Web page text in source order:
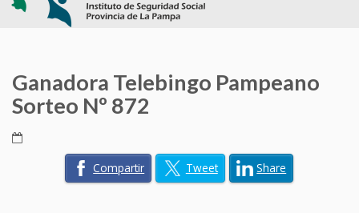
Ganadora Telebingo Pampeano
Sorteo Nº 872
Compartir Tweet Share